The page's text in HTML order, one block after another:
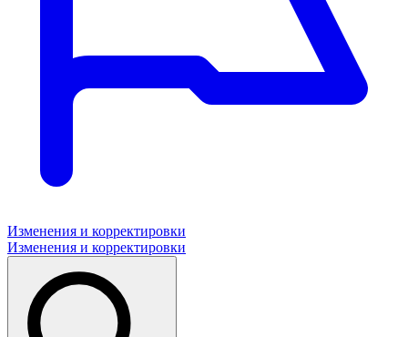
Изменения и корректировки
Изменения и корректировки